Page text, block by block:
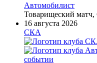
Автомобилист
Товарищеский
16 августа 2026
СКА